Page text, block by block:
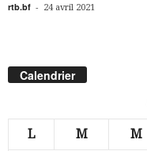
rtb.bf - 24 avril 2021
Calendrier
L M M